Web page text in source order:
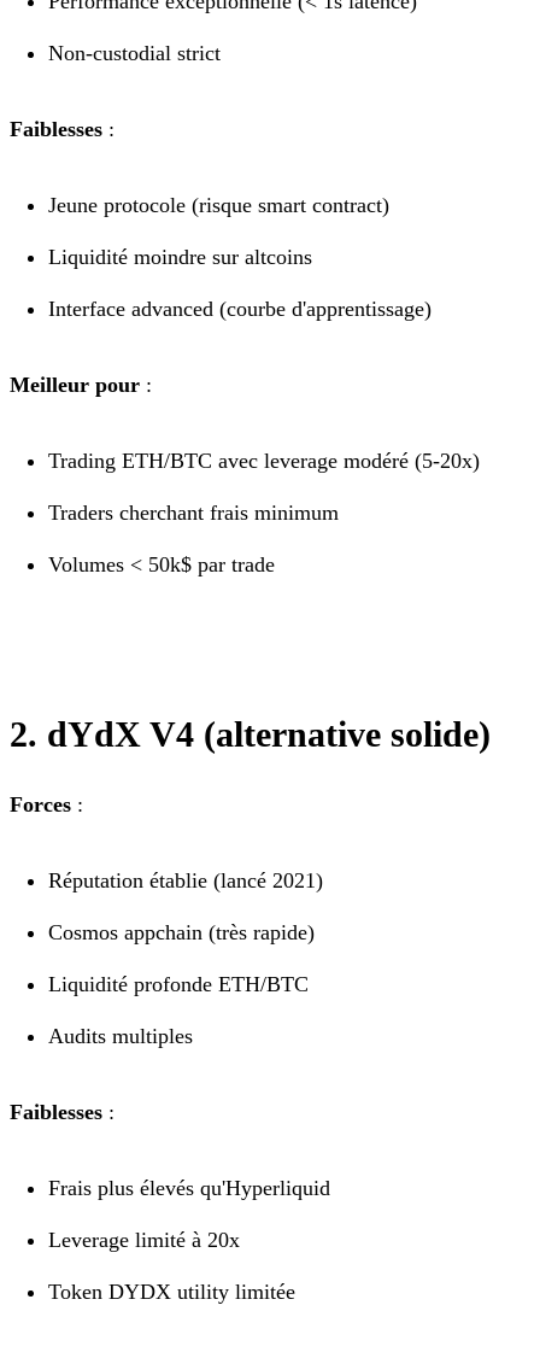
Non-custodial strict
Faiblesses :
Jeune protocole (risque smart contract)
Liquidité moindre sur altcoins
Interface advanced (courbe d'apprentissage)
Meilleur pour :
Trading ETH/BTC avec leverage modéré (5-20x)
Traders cherchant frais minimum
Volumes < 50k$ par trade
2. dYdX V4 (alternative solide)
Forces :
Réputation établie (lancé 2021)
Cosmos appchain (très rapide)
Liquidité profonde ETH/BTC
Audits multiples
Faiblesses :
Frais plus élevés qu'Hyperliquid
Leverage limité à 20x
Token DYDX utility limitée